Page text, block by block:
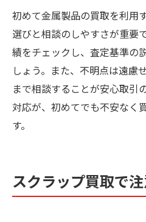
初めて金属製品の買取を利用
選びと相談のしやすさが重要
績をチェックし、査定基準の
しょう。また、不明点は遠慮
まで相談することが安心取引
対応が、初めてでも不安なく
す。
スクラップ買取で